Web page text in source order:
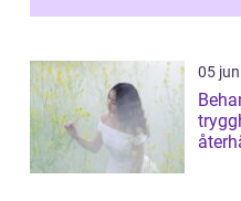
05